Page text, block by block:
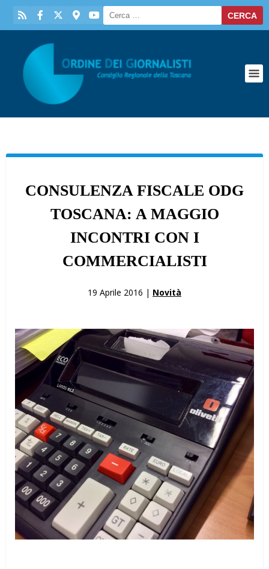
CONSULENZA FISCALE ODG
TOSCANA: A MAGGIO
INCONTRI CON I
COMMERCIALISTI
19 Aprile 2016 | Novità